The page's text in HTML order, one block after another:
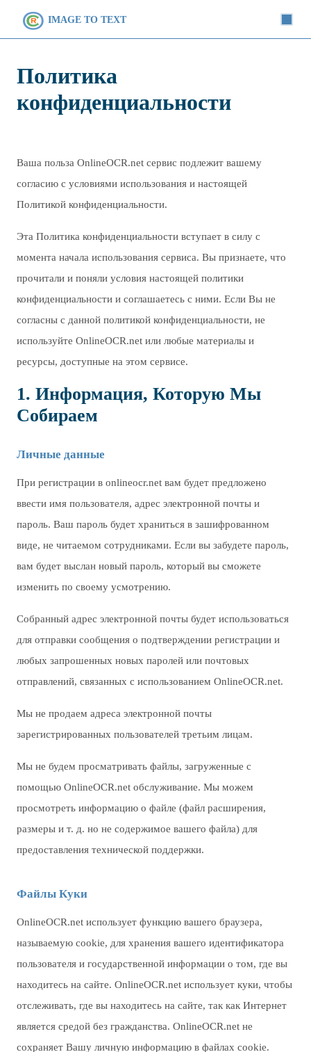
IMAGE TO TEXT
Политика
конфиденциальности
Ваша польза OnlineOCR.net сервис подлежит вашему
согласию с условиями использования и настоящей
Политикой конфиденциальности.
Эта Политика конфиденциальности вступает в силу с
момента начала использования сервиса. Вы признаете, что
прочитали и поняли условия настоящей политики
конфиденциальности и соглашаетесь с ними. Если Вы не
согласны с данной политикой конфиденциальности, не
используйте OnlineOCR.net или любые материалы и
ресурсы, доступные на этом сервисе.
1. Информация, Которую Мы
Собираем
Личные данные
При регистрации в onlineocr.net вам будет предложено
ввести имя пользователя, адрес электронной почты и
пароль. Ваш пароль будет храниться в зашифрованном
виде, не читаемом сотрудниками. Если вы забудете пароль,
вам будет выслан новый пароль, который вы сможете
изменить по своему усмотрению.
Собранный адрес электронной почты будет использоваться
для отправки сообщения о подтверждении регистрации и
любых запрошенных новых паролей или почтовых
отправлений, связанных с использованием OnlineOCR.net.
Мы не продаем адреса электронной почты
зарегистрированных пользователей третьим лицам.
Мы не будем просматривать файлы, загруженные с
помощью OnlineOCR.net обслуживание. Мы можем
просмотреть информацию о файле (файл расширения,
размеры и т. д. но не содержимое вашего файла) для
предоставления технической поддержки.
Файлы Куки
OnlineOCR.net использует функцию вашего браузера,
называемую cookie, для хранения вашего идентификатора
пользователя и государственной информации о том, где вы
находитесь на сайте. OnlineOCR.net использует куки, чтобы
отслеживать, где вы находитесь на сайте, так как Интернет
является средой без гражданства. OnlineOCR.net не
сохраняет Вашу личную информацию в файлах cookie.